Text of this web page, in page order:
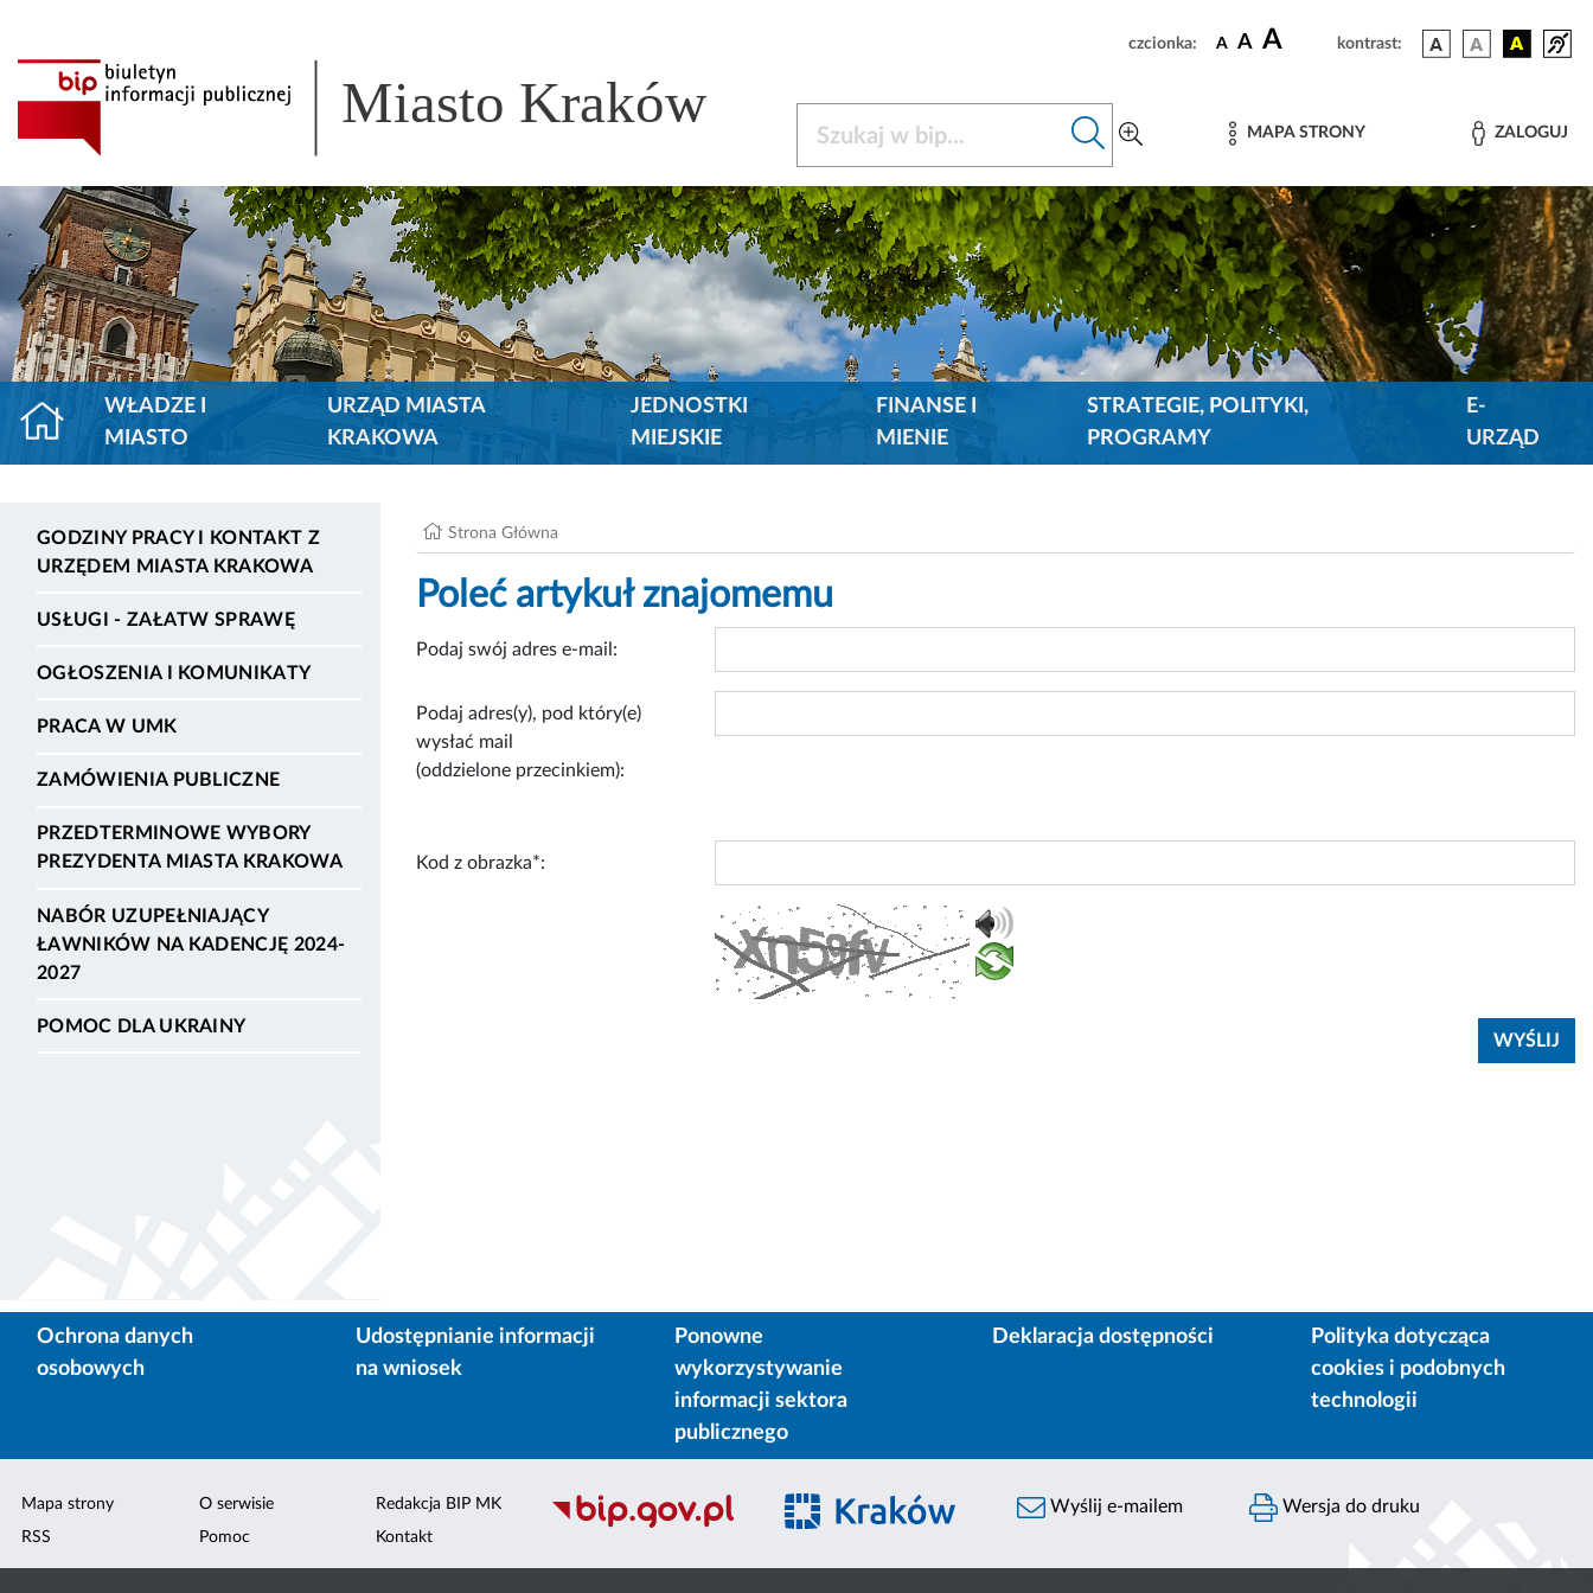
czcionka: A A A kontrast:
Miasto Kraków MAPA STRONY ZALOGUJ
WŁADZE I
MIASTO
URZĄD MIASTA
KRAKOWA
JEDNOSTKI
MIEJSKIE
FINANSE I
MIENIE
STRATEGIE, POLITYKI,
PROGRAMY
E-
URZĄD
GODZINY PRACY I KONTAKT Z
URZĘDEM MIASTA KRAKOWA
USŁUGI - ZAŁATW SPRAWĘ
OGŁOSZENIA I KOMUNIKATY
PRACA W UMK
ZAMÓWIENIA PUBLICZNE
PRZEDTERMINOWE WYBORY
PREZYDENTA MIASTA KRAKOWA
NABÓR UZUPEŁNIAJĄCY
ŁAWNIKÓW NA KADENCJĘ 2024-
2027
POMOC DLA UKRAINY
Strona Główna
Poleć artykuł znajomemu
Podaj swój adres e-mail:
Podaj adres(y), pod który(e)
wysłać mail
(oddzielone przecinkiem):
Kod z obrazka*:
Ochrona danych
osobowych
Udostępnianie informacji
na wniosek
Ponowne
wykorzystywanie
informacji sektora
publicznego
Deklaracja dostępności
Polityka dotycząca
cookies i podobnych
technologii
Mapa strony
RSS
O serwisie
Pomoc
Redakcja BIP MK
Kontakt
Wyślij e-mailem Wersja do druku